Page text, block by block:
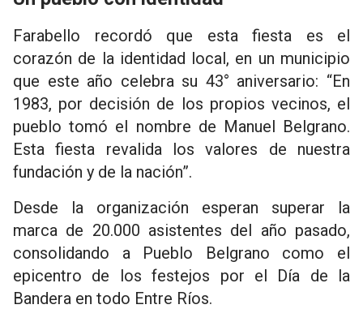
Farabello recordó que esta fiesta es el
corazón de la identidad local, en un municipio
que este año celebra su 43° aniversario: “En
1983, por decisión de los propios vecinos, el
pueblo tomó el nombre de Manuel Belgrano.
Esta fiesta revalida los valores de nuestra
fundación y de la nación”.
Desde la organización esperan superar la
marca de 20.000 asistentes del año pasado,
consolidando a Pueblo Belgrano como el
epicentro de los festejos por el Día de la
Bandera en todo Entre Ríos.